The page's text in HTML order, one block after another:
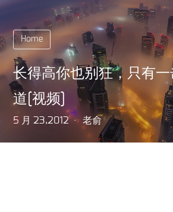
Home
长得高你也别狂，只有
道[视频]
5 月 23,2012 老俞